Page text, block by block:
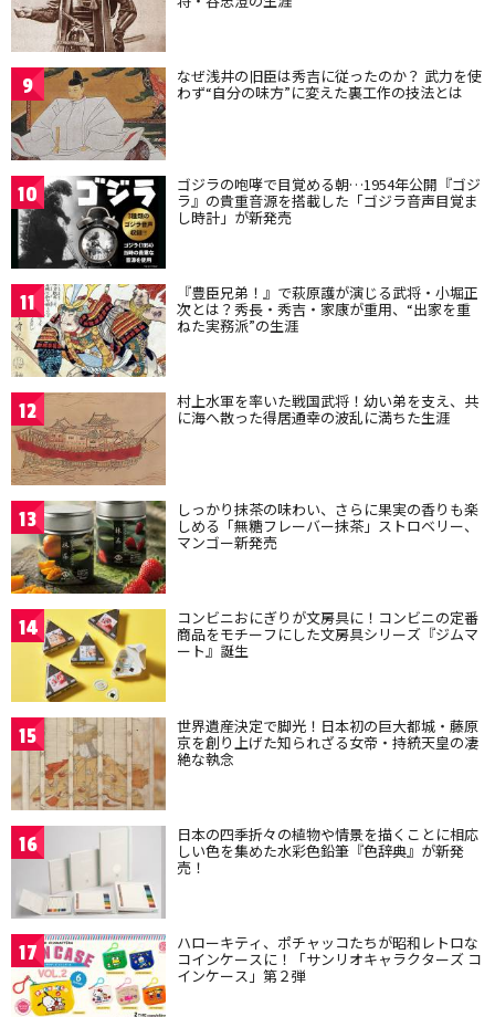
9 なぜ浅井の旧臣は秀吉に従ったのか？ 武力を使
わず“自分の味方”に変えた裏工作の技法とは
10 ゴジラの咆哮で目覚める朝…1954年公開『ゴジ
ラ』の貴重音源を搭載した「ゴジラ音声目覚ま
し時計」が新発売
11 『豊臣兄弟！』で萩原護が演じる武将・小堀正
次とは？秀長・秀吉・家康が重用、“出家を重
ねた実務派”の生涯
12 村上水軍を率いた戦国武将！幼い弟を支え、共
に海へ散った得居通幸の波乱に満ちた生涯
13 しっかり抹茶の味わい、さらに果実の香りも楽
しめる「無糖フレーバー抹茶」ストロベリー、
マンゴー新発売
14 コンビニおにぎりが文房具に！コンビニの定番
商品をモチーフにした文房具シリーズ『ジムマ
ート』誕生
15 世界遺産決定で脚光！日本初の巨大都城・藤原
京を創り上げた知られざる女帝・持統天皇の凄
絶な執念
16 日本の四季折々の植物や情景を描くことに相応
しい色を集めた水彩色鉛筆『色辞典』が新発
売！
17 ハローキティ、ポチャッコたちが昭和レトロな
コインケースに！「サンリオキャラクターズ コ
インケース」第２弾